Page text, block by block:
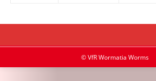
© VfR Wormatia Worms